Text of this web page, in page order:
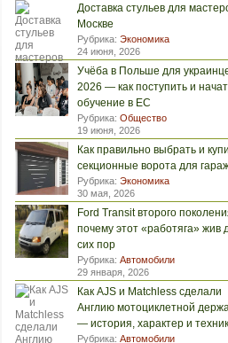
Доставка стульев для
Москве
Рубрика: Экономика
24 июня, 2026
Учёба в Польше для
2026 — как поступить и
обучение в ЕС
Рубрика: Общество
19 июня, 2026
Как правильно выбрать и
секционные ворота для
Рубрика: Экономика
30 мая, 2026
Ford Transit второго
почему этот «работяга» жив
сих пор
Рубрика: Автомобили
29 января, 2026
Как AJS и Matchless сделали
Англию мотоциклетной
— история, характер и
Рубрика: Автомобили